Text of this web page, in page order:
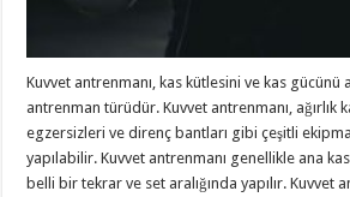
Kuvvet antrenmanı, kas kütlesini ve kas gücünü
antrenman türüdür. Kuvvet antrenmanı, ağırlık
egzersizleri ve direnç bantları gibi çeşitli
yapılabilir. Kuvvet antrenmanı genellikle ana
belli bir tekrar ve set aralığında yapılır. Kuvvet